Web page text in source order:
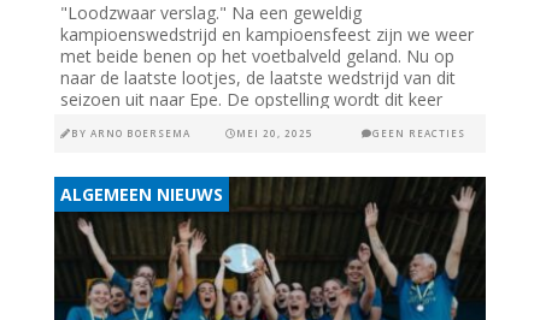
"Loodzwaar verslag." Na een geweldig
kampioenswedstrijd en kampioensfeest zijn we weer
met beide benen op het voetbalveld geland. Nu op
naar de laatste lootjes, de laatste wedstrijd van dit
seizoen uit naar Epe. De opstelling wordt dit keer
BYARNO BOERSEMA MEI 20, 2025 GEEN REACTIES
ALGEMEEN NIEUWS